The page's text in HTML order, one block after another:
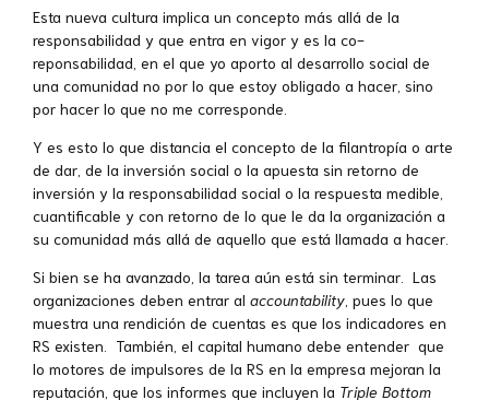
Esta nueva cultura implica un concepto más allá de la
responsabilidad y que entra en vigor y es la co-
reponsabilidad, en el que yo aporto al desarrollo social de
una comunidad no por lo que estoy obligado a hacer, sino
por hacer lo que no me corresponde.
Y es esto lo que distancia el concepto de la filantropía o arte
de dar, de la inversión social o la apuesta sin retorno de
inversión y la responsabilidad social o la respuesta medible,
cuantificable y con retorno de lo que le da la organización a
su comunidad más allá de aquello que está llamada a hacer.
Si bien se ha avanzado, la tarea aún está sin terminar. Las
organizaciones deben entrar al accountability , pues lo que
muestra una rendición de cuentas es que los indicadores en
RS existen. También, el capital humano debe entender que
lo motores de impulsores de la RS en la empresa mejoran la
reputación, que los informes que incluyen la Triple Bottom